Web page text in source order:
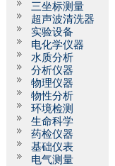
三坐标测量
超声波清洗器
实验设备
电化学仪器
水质分析
分析仪器
物理仪器
物性分析
环境检测
生命科学
药检仪器
基础仪表
电气测量